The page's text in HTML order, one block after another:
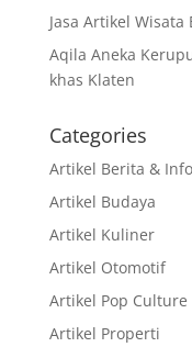
Jasa Artikel Wisata
Aqila Aneka
khas Klaten
Categories
Artikel Berita &
Artikel Budaya
Artikel Kuliner
Artikel Otomotif
Artikel Pop Culture
Artikel Properti